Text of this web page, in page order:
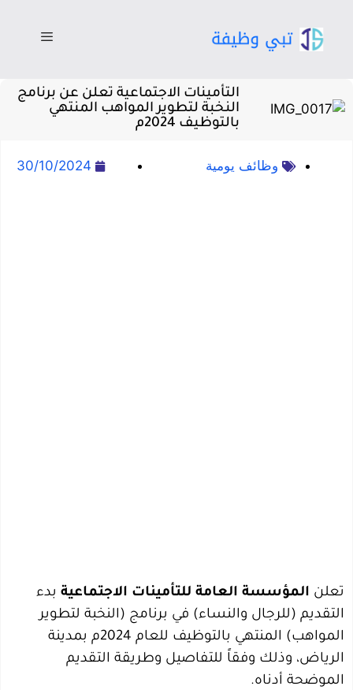
التأمينات الاجتماعية تعلن عن برنامج
النخبة لتطوير المواهب المنتهي
بالتوظيف 2024م
وظائف يومية 30/10/2024
تعلن المؤسسة العامة للتأمينات الاجتماعية بدء
التقديم (للرجال والنساء) في برنامج (النخبة لتطوير
المواهب) المنتهي بالتوظيف للعام 2024م بمدينة
الرياض، وذلك وفقاً للتفاصيل وطريقة التقديم
الموضحة أدناه.